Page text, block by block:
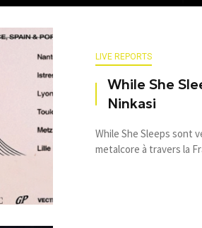
LIVE REPORTS
While She
Ninkasi
While She Sleeps sont
metalcore à travers la